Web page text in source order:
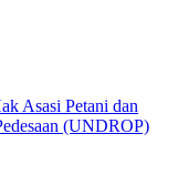
Asasi Petani dan
(UNDROP)